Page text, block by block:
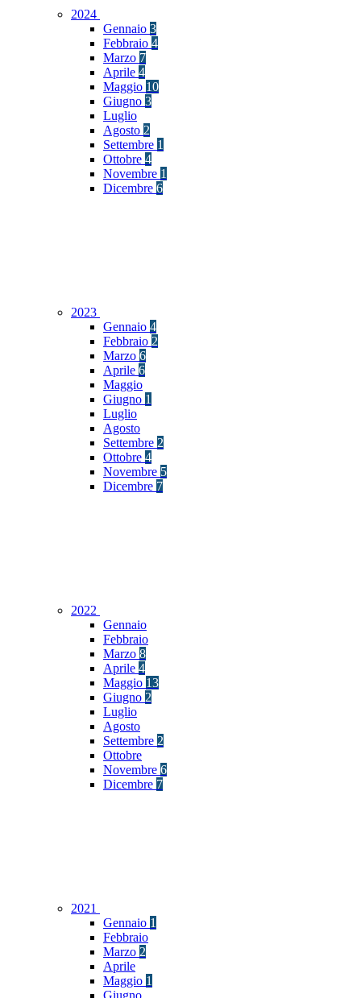
2024
Gennaio 3
Febbraio 4
Marzo 7
Aprile 4
Maggio 10
Giugno 3
Luglio
Agosto 2
Settembre 1
Ottobre 4
Novembre 1
Dicembre 6
2023
Gennaio 4
Febbraio 2
Marzo 6
Aprile 6
Maggio
Giugno 1
Luglio
Agosto
Settembre 2
Ottobre 4
Novembre 5
Dicembre 7
2022
Gennaio
Febbraio
Marzo 8
Aprile 4
Maggio 13
Giugno 2
Luglio
Agosto
Settembre 2
Ottobre
Novembre 6
Dicembre 7
2021
Gennaio 1
Febbraio
Marzo 2
Aprile
Maggio 1